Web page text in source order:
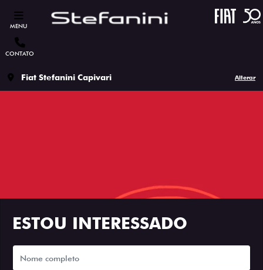
MENU
CONTATO
Fiat Stefanini Capivari Alterar
ESTOU INTERESSADO